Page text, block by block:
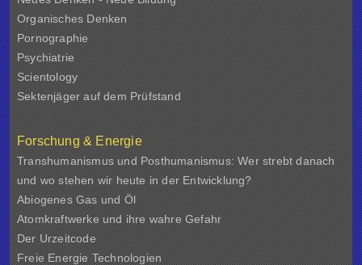
Organisches Denken
Pornographie
Psychiatrie
Scientology
Sektenjäger auf dem Prüfstand
Forschung & Energie
Transhumanismus und Posthumanismus: Wer strebt danach
und wo stehen wir heute in der Entwicklung?
Abiogenes Gas und Öl
Atomkraftwerke und ihre wahre Gefahr
Der Urzeitcode
Freie Energie Technologien